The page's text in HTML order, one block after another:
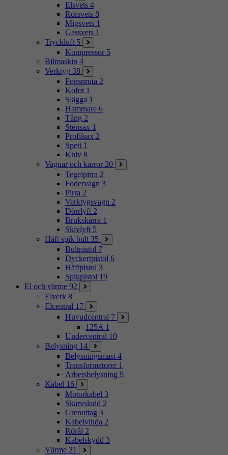
Elsvets 4
Rörsvets 8
Migsvets 1
Gassvets 1
Tryckluft 5
Kompressor 5
Bilmaskin 4
Verktyg 38
Fogspruta 2
Kofot 1
Slägga 1
Hammare 6
Tång 2
Stensax 1
Profilsax 2
Spett 1
Kniv 8
Vagnar och kärror 20
Tegelpirra 2
Fodervagn 3
Pirra 2
Verktygsvagn 2
Dörrlyft 2
Brukskärra 1
Skivlyft 5
Häft spik bult 35
Bultpistol 7
Dyckertpistol 6
Häftpistol 3
Spikpistol 19
El och värme 92
Elverk 8
Elcentral 17
Huvudcentral 7
125A 1
Undercentral 10
Belysning 14
Belysningsmast 4
Transformatorer 1
Arbetsbelysning 9
Kabel 16
Motorkabel 3
Skarvsladd 2
Grenuttag 3
Kabelvinda 2
Rörål 2
Kabelskydd 3
Värme 21